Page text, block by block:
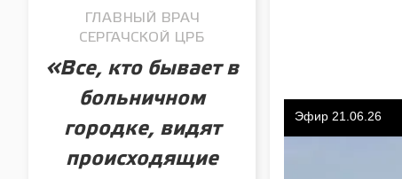
ГЛАВНЫЙ ВРАЧ
СЕРГАЧСКОЙ ЦРБ
«Все, кто бывает в
больничном
городке, видят
происходящие